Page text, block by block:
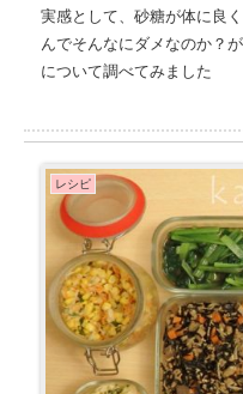
実感として、砂糖が体に良
んでそんなにダメなのか？
について調べてみました
レシピ